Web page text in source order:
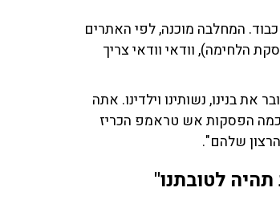
המחלבה מוכנה, לפי האתרים
הלחימה), וודאי וודאי צריך
של ביבי. יש לנו פה חמאס, וחמאס טבח ב-7 באוקטובר את בנינו, נשותינו וילדינו. אתה
הפסקות אש טראמפ הכריז
שלהם".
לטובתנו"